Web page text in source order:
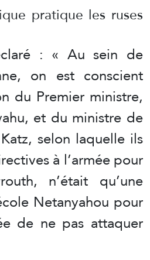
pratique les ruses
: « Au sein de
on est conscient
du Premier ministre,
et du ministre de
selon laquelle ils
à l’armée pour
n’était qu’une
Netanyahou pour
de ne pas attaquer